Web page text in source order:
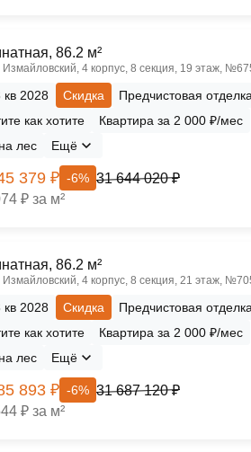
86.2 м²
4 корпус, 8 секция, 19 этаж,
кв 2028 Скидка
Предчистовая
как хотите
Квартира за 2 000 ₽/мес
лес
Ещё
379 ₽ -6% 31 644 020 ₽
₽ за м²
86.2 м²
4 корпус, 8 секция, 21 этаж,
кв 2028 Скидка
Предчистовая
как хотите
Квартира за 2 000 ₽/мес
лес
Ещё
893 ₽ -6% 31 687 120 ₽
₽ за м²